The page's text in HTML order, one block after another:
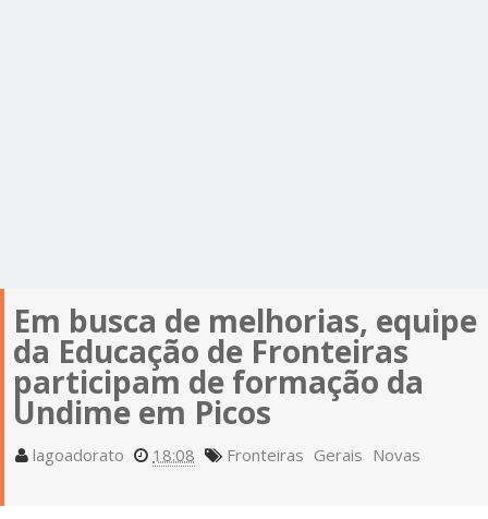
Em busca de melhorias, equipe
da Educação de Fronteiras
participam de formação da
Undime em Picos
lagoadorato 18:08 Fronteiras Gerais Novas